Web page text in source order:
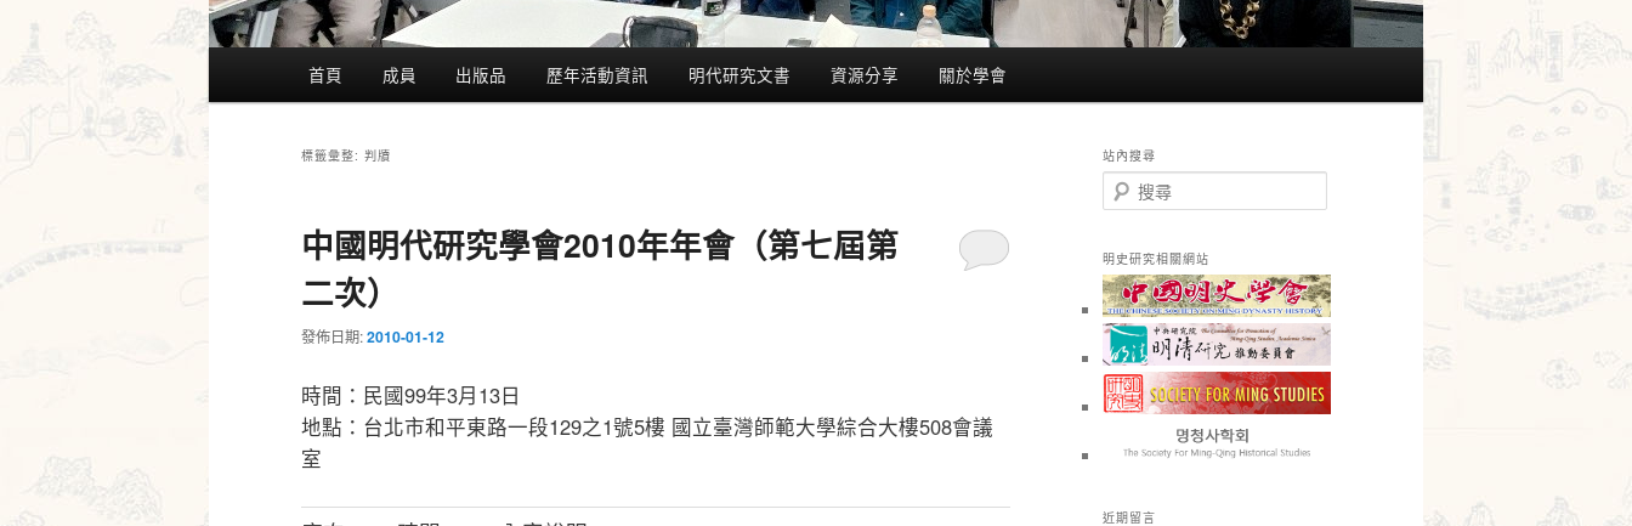
首頁 成員 出版品 歷年活動資訊 明代研究文書 資源分享 關於學會
標籤彙整: 判牘
中國明代研究學會2010年年會（第七屆第
二次）
發佈日期:2010-01-12
時間：民國99年3月13日
地點：台北市和平東路一段129之1號5樓 國立臺灣師範大學綜合大樓508會議
室
站內搜尋
搜
尋
明史研究相關網站
近期留言